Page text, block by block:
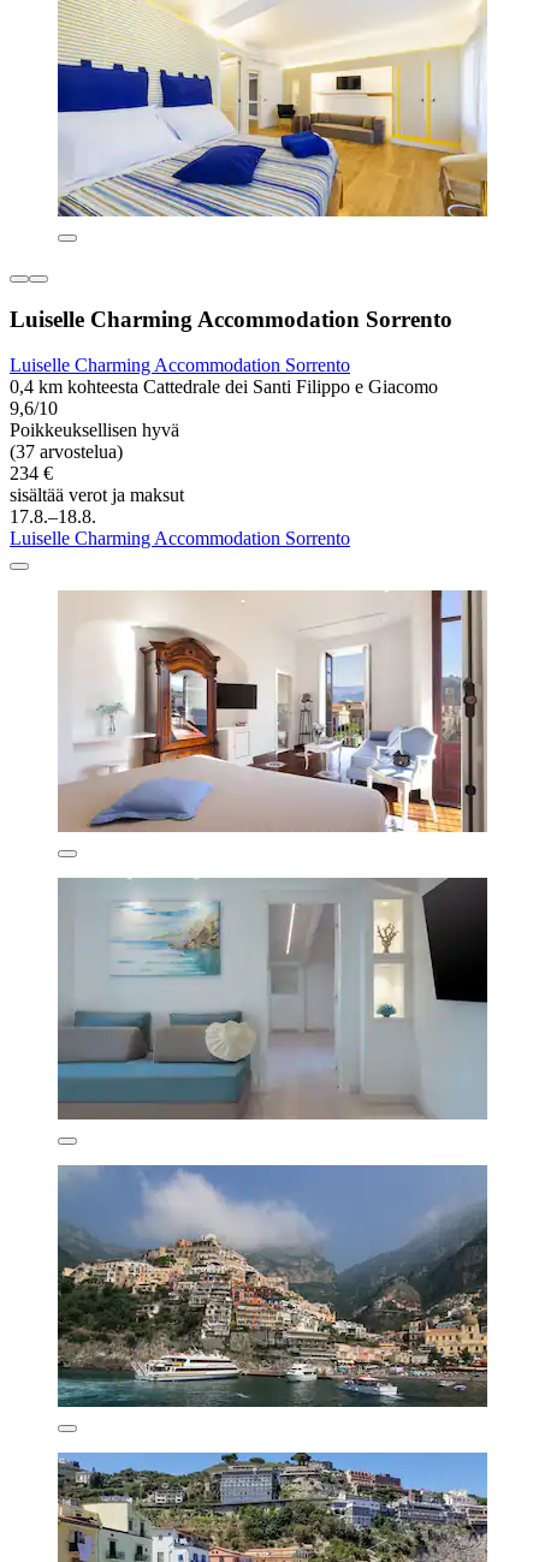
Luiselle Charming Accommodation Sorrento
Luiselle Charming Accommodation Sorrento
0,4 km kohteesta Cattedrale dei Santi Filippo e Giacomo
9,6/10
Poikkeuksellisen hyvä
(37 arvostelua)
234 €
sisältää verot ja maksut
17.8.–18.8.
Luiselle Charming Accommodation Sorrento